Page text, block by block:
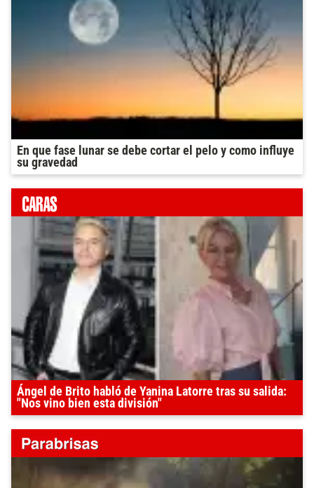
En que fase lunar se debe cortar el pelo y como influye
su gravedad
Ángel de Brito habló de Yanina Latorre tras su salida:
"Nos vino bien esta división"